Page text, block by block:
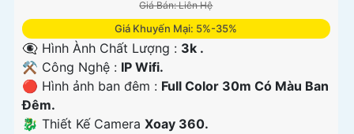
Giá Bán: Liên Hệ
Giá Khuyến Mại: 5%-35%
👁️‍🗨 Hình Ành Chất Lượng : 3k .
⚒ Công Nghệ : IP Wifi.
🔴 Hình ảnh ban đêm : Full Color 30m Có Màu Ban
Ðêm.
🐉️ Thiết Kế Camera Xoay 360.